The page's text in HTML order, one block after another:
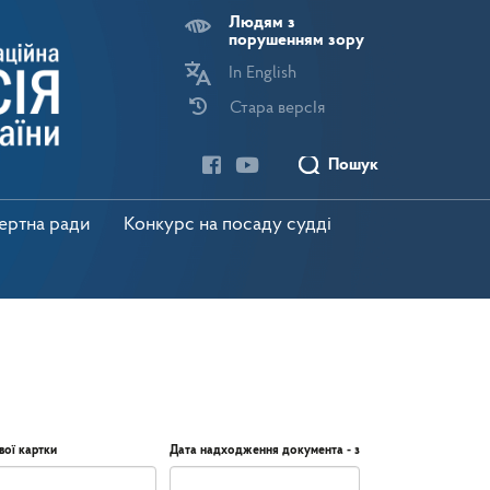
Людям з
порушенням зору
In English
Стара версІя
Пошук
ради Конкурс на посаду судді
картки Дата надходження документа - з